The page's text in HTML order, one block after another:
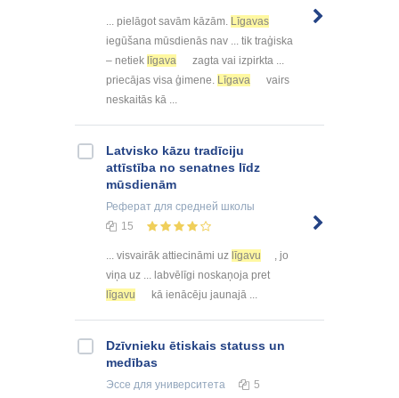
... pielāgot savām kāzām. Līgavas
iegūšana mūsdienās nav ... tik traģiska
– netiek līgava
zagta vai izpirkta ...
priecājas visa ģimene. Līgava
vairs
neskaitās kā ...
Latvisko kāzu tradīciju
attīstība no senatnes līdz
mūsdienām
Реферат для средней школы
15
... visvairāk attiecināmi uz līgavu
, jo
viņa uz ... labvēlīgi noskaņoja pret
līgavu
kā ienācēju jaunajā ...
Dzīvnieku ētiskais statuss un
medības
Эссе для университета 5